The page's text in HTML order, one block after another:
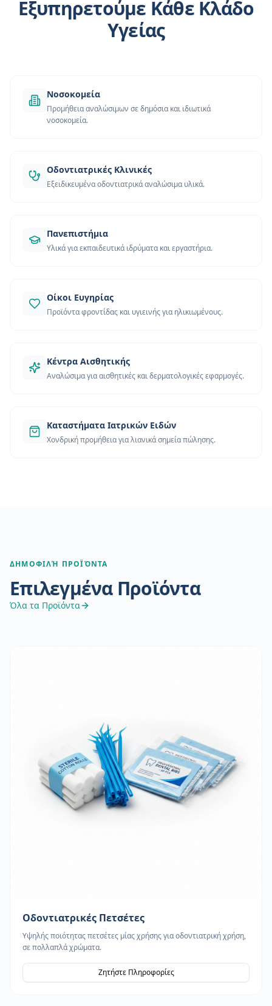
Εξυπηρετούμε Κάθε Κλάδο
Υγείας
Νοσοκομεία
Προμήθεια αναλώσιμων σε δημόσια και ιδιωτικά
νοσοκομεία.
Οδοντιατρικές Κλινικές
Εξειδικευμένα οδοντιατρικά αναλώσιμα υλικά.
Πανεπιστήμια
Υλικά για εκπαιδευτικά ιδρύματα και εργαστήρια.
Οίκοι Ευγηρίας
Προϊόντα φροντίδας και υγιεινής για ηλικιωμένους.
Κέντρα Αισθητικής
Αναλώσιμα για αισθητικές και δερματολογικές εφαρμογές.
Καταστήματα Ιατρικών Ειδών
Χονδρική προμήθεια για λιανικά σημεία πώλησης.
ΔΗΜΟΦΙΛΉ ΠΡΟΪΌΝΤΑ
Επιλεγμένα Προϊόντα
Όλα τα Προϊόντα
Οδοντιατρικές Πετσέτες
Υψηλής ποιότητας πετσέτες μίας χρήσης για οδοντιατρική χρήση,
σε πολλαπλά χρώματα.
Ζητήστε Πληροφορίες